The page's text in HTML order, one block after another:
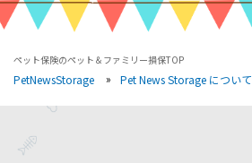
ペット保険のペット＆ファミリー損保TOP
PetNewsStorage Pet News Storage について